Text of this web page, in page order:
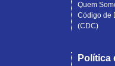
Quem
Código de
(CDC)
Política